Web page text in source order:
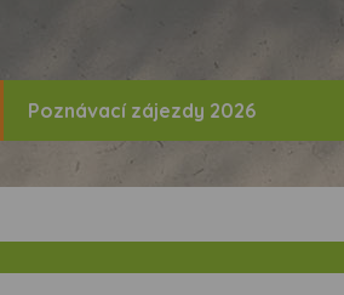
Poznávací zájezdy 2026